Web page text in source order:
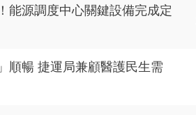
能源調度中心關鍵設備完成定
順暢 捷運局兼顧醫護民生需